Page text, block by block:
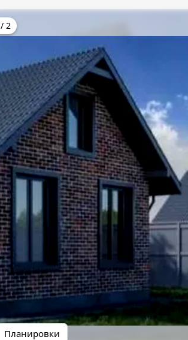
/2
Планировки